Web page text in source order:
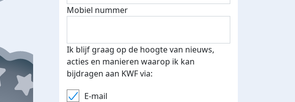
E-mails verstuurd
je je speciale KWF t-shirt!
Mobiel nummer
Ik blijf graag op de hoogte van nieuws,
acties en manieren waarop ik kan
bijdragen aan KWF via:
E-mail